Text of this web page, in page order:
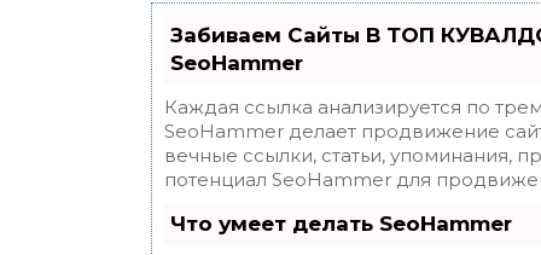
Забиваем Сайты В ТОП
SeoHammer
Каждая ссылка анализируется по
SeoHammer делает продвижение
вечные ссылки, статьи, упоминания,
потенциал SeoHammer для
Что умеет делать SeoHammer